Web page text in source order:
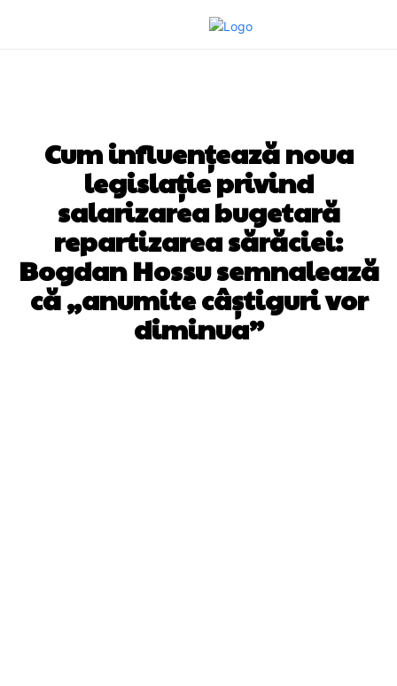
Cum influențează noua
legislație privind
salarizarea bugetară
repartizarea sărăciei:
Bogdan Hossu semnalează
că „anumite câștiguri vor
diminua”